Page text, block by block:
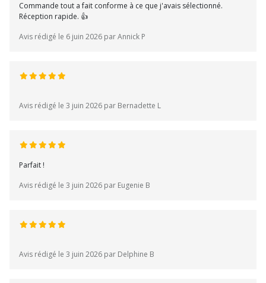
Commande tout a fait conforme à ce que j'avais sélectionné.
Réception rapide. 👍
Avis rédigé le 6 juin 2026 par Annick P
Avis rédigé le 3 juin 2026 par Bernadette L
Parfait !
Avis rédigé le 3 juin 2026 par Eugenie B
Avis rédigé le 3 juin 2026 par Delphine B